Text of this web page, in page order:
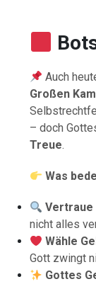
Auch
Großen
– doch
Treue.
Was
Vertraue
nicht alles
Wähle
Gott zwingt
Gottes